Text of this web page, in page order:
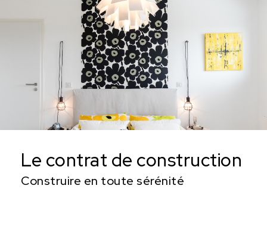
Le contrat de construction
Construire en toute sérénité